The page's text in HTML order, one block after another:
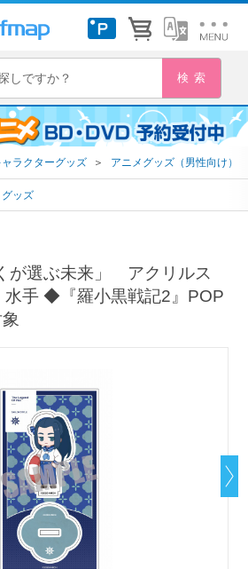
ャラクターグッズ ＞ アニメグッズ（男性向け）
グッズ
が選ぶ未来」 アクリルス
手 ◆『羅小黒戦記2』POP